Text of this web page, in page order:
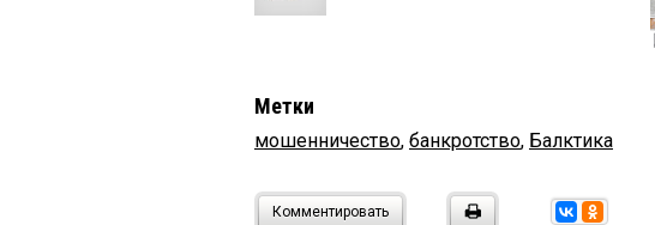
Метки
мошенничество, банкротство, Балктика
Комментировать